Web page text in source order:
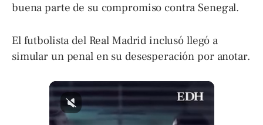
buena parte de su compromiso contra Senegal.
El futbolista del Real Madrid inclusó llegó a
simular un penal en su desesperación por anotar.